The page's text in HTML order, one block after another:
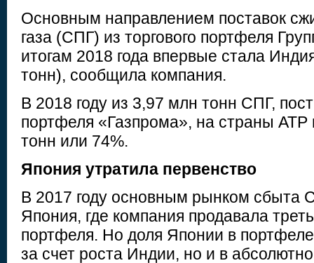
Основным направлением поставок
газа (СПГ) из торгового портфеля
итогам 2018 года впервые стала
тонн), сообщила компания.
В 2018 году из 3,97 млн тонн СПГ,
портфеля «Газпрома», на страны
тонн или 74%.
Япония утратила первенство
В 2017 году основным рынком сбыта
Япония, где компания продавала треть
портфеля. Но доля Японии в
за счет роста Индии, но и в